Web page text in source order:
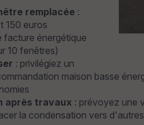
remplacée :
150 euros
facture énergétique
10 fenêtres)
: privilégiez un
maison basse
après travaux : prévoyez une
la condensation vers